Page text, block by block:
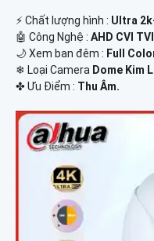
️⚡ Chất lượng hình : Ultra
🤖️ Công Nghệ : AHD CVI
🌙 Xem ban đêm : Full
❄ Loại Camera Dome Kim
️✤ Ưu Điểm : Thu Âm.